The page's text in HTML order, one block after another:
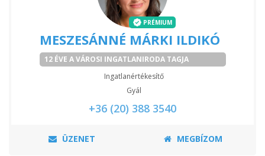
PRÉMIUM
MESZESÁNNÉ MÁRKI ILDIKÓ
12 ÉVE A VÁROSI INGATLANIRODA TAGJA
Ingatlanértékesítő
Gyál
+36 (20) 388 3540
ÜZENET MEGBÍZOM